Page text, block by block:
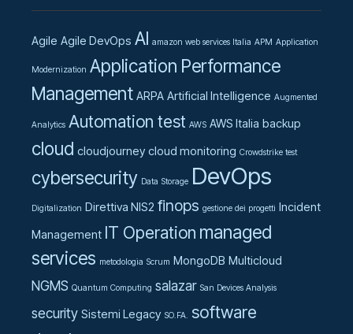
Agile Agile DevOps AI amazon web services Italia APM Application
Modernization Application Performance
Management ARPA Artificial Intelligence Augmented
Analytics Automation test AWS AWS Italia backup
cloud cloudjourney cloud monitoring Crowdstrike test
cybersecurity Data Storage DevOps
Digitalization Direttiva NIS2 finops gestione dei progetti
Incident
Management IT Operation managed
services metodologia Scrum MongoDB Multicloud
NGMS Quantum Computing salazar San Devices Analysis
security Sistemi Legacy SO.FA. software